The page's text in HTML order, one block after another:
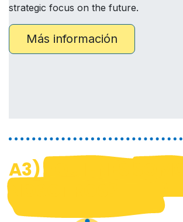
strategic focus on the future.
Más información
A3)